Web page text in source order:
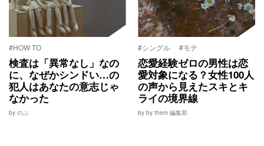
#HOW TO
検査は「異常なし」なの
に、なぜかシンドい…の
犯人はあなたの意志じゃ
なかった
by のぶ
#シングル #モテ
恋愛経験ゼロの男性は恋
愛対象になる？女性100人
の声から見えたスキとキ
ライの境界線
by by them 編集部